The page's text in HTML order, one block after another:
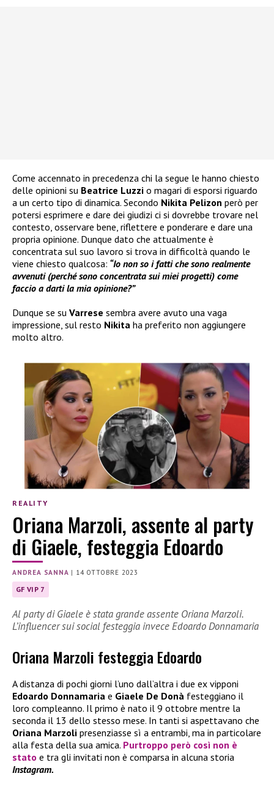
Come accennato in precedenza chi la segue le hanno chiesto
delle opinioni su Beatrice Luzzi o magari di esporsi riguardo
a un certo tipo di dinamica. Secondo Nikita Pelizon però per
potersi esprimere e dare dei giudizi ci si dovrebbe trovare nel
contesto, osservare bene, riflettere e ponderare e dare una
propria opinione. Dunque dato che attualmente è
concentrata sul suo lavoro si trova in difficoltà quando le
viene chiesto qualcosa: “Io non so i fatti che sono realmente
avvenuti (perché sono concentrata sui miei progetti) come
faccio a darti la mia opinione?”
Dunque se su Varrese sembra avere avuto una vaga
impressione, sul resto Nikita ha preferito non aggiungere
molto altro.
REALITY
Oriana Marzoli, assente al party
di Giaele, festeggia Edoardo
ANDREA SANNA | 14 OTTOBRE 2023
GF VIP 7
Al party di Giaele è stata grande assente Oriana Marzoli.
L’influencer sui social festeggia invece Edoardo Donnamaria
Oriana Marzoli festeggia Edoardo
A distanza di pochi giorni l’uno dall’altra i due ex vipponi
Edoardo Donnamaria e Giaele De Donà festeggiano il
loro compleanno. Il primo è nato il 9 ottobre mentre la
seconda il 13 dello stesso mese. In tanti si aspettavano che
Oriana Marzoli presenziasse sì a entrambi, ma in particolare
alla festa della sua amica. Purtroppo però così non è
stato e tra gli invitati non è comparsa in alcuna storia
Instagram.